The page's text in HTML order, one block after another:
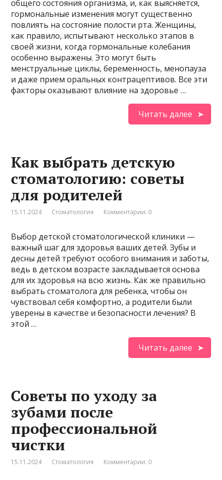
общего состояния организма, и, как выясняется,
гормональные изменения могут существенно
повлиять на состояние полости рта. Женщины,
как правило, испытывают несколько этапов в
своей жизни, когда гормональные колебания
особенно выражены. Это могут быть
менструальные циклы, беременность, менопауза
и даже прием оральных контрацептивов. Все эти
факторы оказывают влияние на здоровье …
Читать далее
Как выбрать детскую
стоматологию: советы
для родителей
15.11.2024 Стоматология Комментарии: 0
Выбор детской стоматологической клиники —
важный шаг для здоровья ваших детей. Зубы и
десны детей требуют особого внимания и заботы,
ведь в детском возрасте закладывается основа
для их здоровья на всю жизнь. Как же правильно
выбрать стоматолога для ребенка, чтобы он
чувствовал себя комфортно, а родители были
уверены в качестве и безопасности лечения? В
этой …
Читать далее
Советы по уходу за
зубами после
профессиональной
чистки
15.11.2024 Стоматология Комментарии: 0